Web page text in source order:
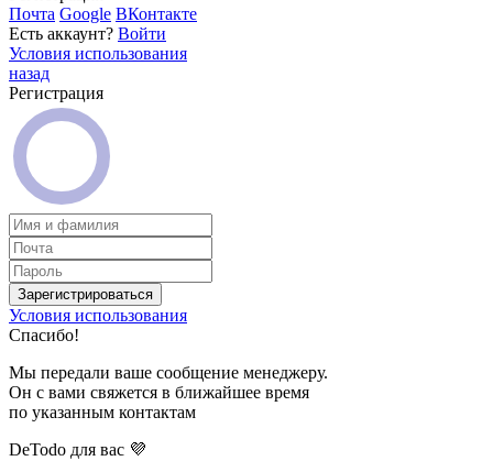
Почта Google ВКонтакте
Есть аккаунт? Войти
Условия использования
назад
Регистрация
Зарегистрироваться
Условия использования
Спасибо!
Мы передали ваше сообщение менеджеру.
Он с вами свяжется в ближайшее время
по указанным контактам
DeTodo для вас 💜